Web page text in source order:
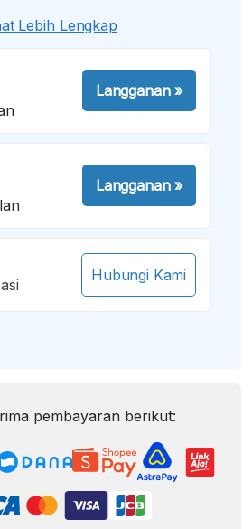
Lebih Lengkap
Langganan»
Langganan»
Hubungi Kami
pembayaran berikut: